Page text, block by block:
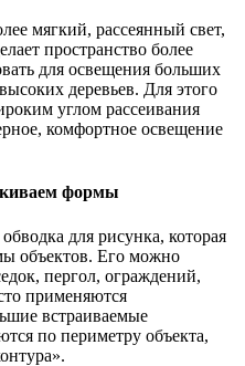
мягкий, рассеянный свет,
пространство более
для освещения больших
деревьев. Для этого
углом рассеивания
комфортное освещение
формы
для рисунка, которая
объектов. Его можно
пергол, ограждений,
применяются
встраиваемые
по периметру объекта,